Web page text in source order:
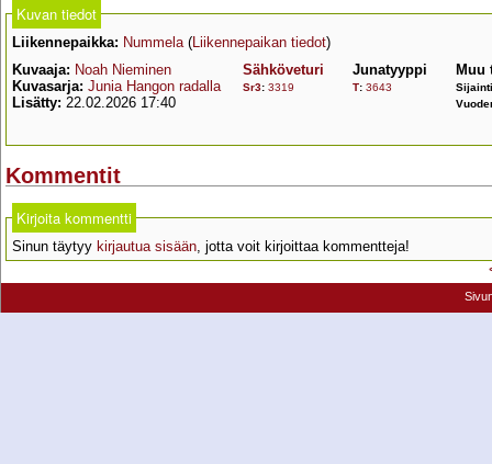
Kuvan tiedot
Liikennepaikka: Nummela(Liikennepaikan tiedot)
Kuvaaja: Noah Nieminen
Kuvasarja: Junia Hangon radalla
Lisätty: 22.02.2026 17:40
Sähköveturi
Sr3: 3319
Junatyyppi
T: 3643
Muu
Kommentit
Kirjoita kommentti
Sinun täytyy kirjautua sisään, jotta voit kirjoittaa kommentteja!